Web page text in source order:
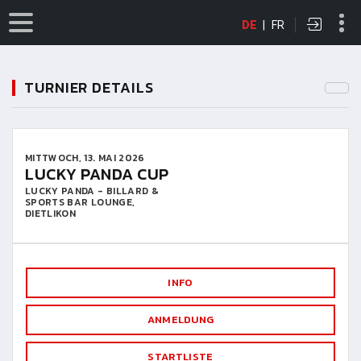
DE | FR
TURNIER DETAILS
MITTWOCH, 13. MAI 2026
LUCKY PANDA CUP
LUCKY PANDA - BILLARD &
SPORTS BAR LOUNGE,
DIETLIKON
INFO
ANMELDUNG
STARTLISTE